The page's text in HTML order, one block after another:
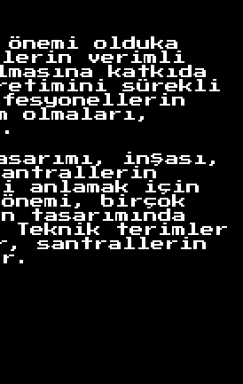
olduka
verimli
katkıda
sürekli
olmaları,
inşası,
için
birçok
Teknik terimler
santrallerin